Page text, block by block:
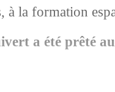
à la formation
a été prêté
pour 4 ans
confirmée pour